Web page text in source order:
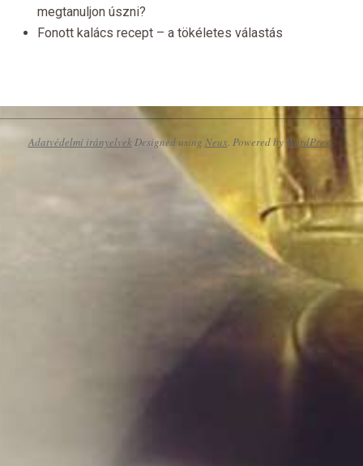
megtanuljon úszni?
Fonott kalács recept – a tökéletes válastás
Adatvédelmi irányelvekDesigned using Neux. Powered byWordPress.